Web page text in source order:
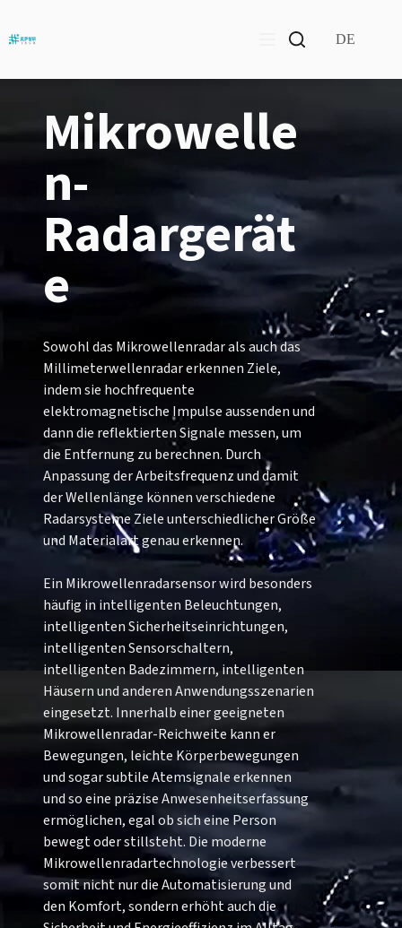
springen
DE
Mikrowelle
N-
Radargerät
E
Sowohl das Mikrowellenradar als auch das
Millimeterwellenradar erkennen Ziele,
indem sie hochfrequente
elektromagnetische Impulse aussenden und
dann die reflektierten Signale messen, um
die Entfernung zu berechnen. Durch
Anpassung der Arbeitsfrequenz und damit
der Wellenlänge können verschiedene
Radarsysteme Ziele unterschiedlicher Größe
und Materialart genau erkennen.
Ein Mikrowellenradarsensor wird besonders
häufig in intelligenten Beleuchtungen,
intelligenten Sicherheitseinrichtungen,
intelligenten Sensorschaltern,
intelligenten Badezimmern, intelligenten
Häusern und anderen Anwendungsszenarien
eingesetzt. Innerhalb einer geeigneten
Mikrowellenradar-Reichweite kann er
Bewegungen, leichte Körperbewegungen
und sogar subtile Atemsignale erkennen
und so eine präzise Anwesenheitserfassung
ermöglichen, egal ob sich eine Person
bewegt oder stillsteht. Die moderne
Mikrowellenradartechnologie verbessert
somit nicht nur die Automatisierung und
den Komfort, sondern erhöht auch die